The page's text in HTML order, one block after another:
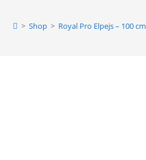
> Shop > Royal Pro Elpejs – 100 cm